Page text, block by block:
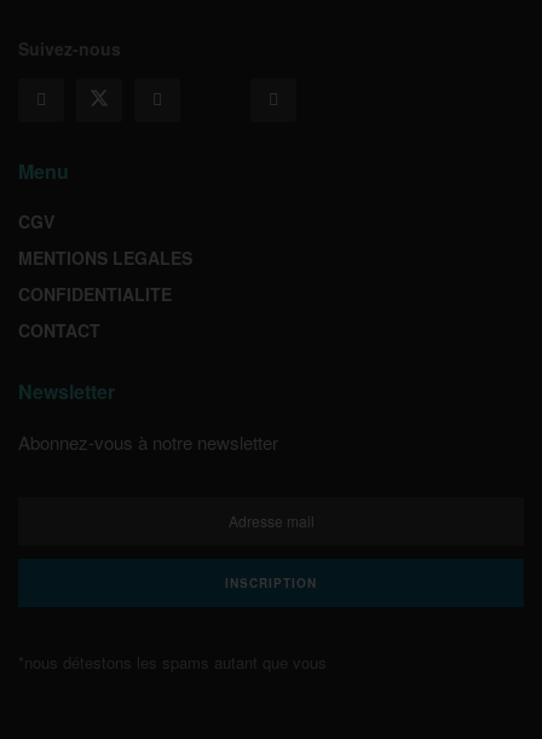
Suivez-nous
Menu
CGV
MENTIONS LEGALES
CONFIDENTIALITE
CONTACT
Newsletter
Abonnez-vous à notre newsletter
*nous détestons les spams autant que vous